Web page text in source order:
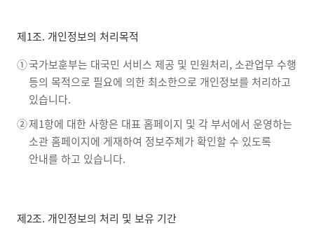
제1조. 개인정보의 처리목적
①국가보훈부는 대국민 서비스 제공 및 민원처리, 소관업무 수행
등의 목적으로 필요에 의한 최소한으로 개인정보를 처리하고
있습니다.
②제1항에 대한 사항은 대표 홈페이지 및 각 부서에서 운영하는
소관 홈페이지에 게재하여 정보주체가 확인할 수 있도록
안내를 하고 있습니다.
제2조. 개인정보의 처리 및 보유 기간